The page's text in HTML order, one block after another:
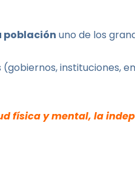
población uno de los
instituciones,
física y mental, la